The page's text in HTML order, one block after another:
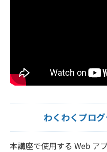
わくわくプロ
本講座で使用する Web ア